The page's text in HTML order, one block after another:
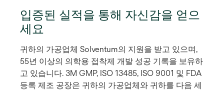
입증된 실적을 통해 자신감을 얻으
세요
귀하의 가공업체 Solventum의 지원을 받고 있으며,
55년 이상의 의학용 접착제 개발 성공 기록을 보유하
고 있습니다. 3M GMP, ISO 13485, ISO 9001 및 FDA
등록 제조 공장은 귀하의 가공업체와 귀하를 다음 세